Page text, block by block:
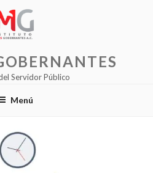
Servidor Público
Menú